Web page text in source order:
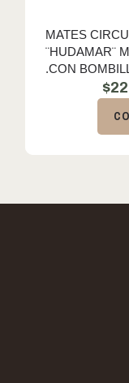
MATES
¨HUDAMAR¨
.CON
$